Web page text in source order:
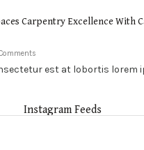
Carpentry Excellence With
est at lobortis lorem
Instagram Feeds